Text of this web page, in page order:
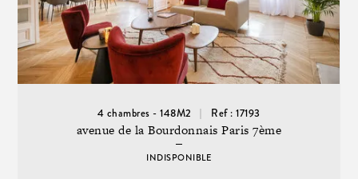
4 chambres - 148M2 Ref : 17193
avenue de la Bourdonnais Paris 7ème
INDISPONIBLE